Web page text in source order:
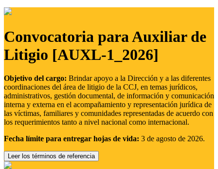
Convocatoria para Auxiliar de
Litigio [AUXL-1_2026]
Objetivo del cargo: Brindar apoyo a la Dirección y a las diferentes
coordinaciones del área de litigio de la CCJ, en temas jurídicos,
administrativos, gestión documental, de información y comunicación
interna y externa en el acompañamiento y representación jurídica de
las víctimas, familiares y comunidades representadas de acuerdo con
los requerimientos tanto a nivel nacional como internacional.
Fecha límite para entregar hojas de vida: 3 de agosto de 2026.
Leer los términos de referencia